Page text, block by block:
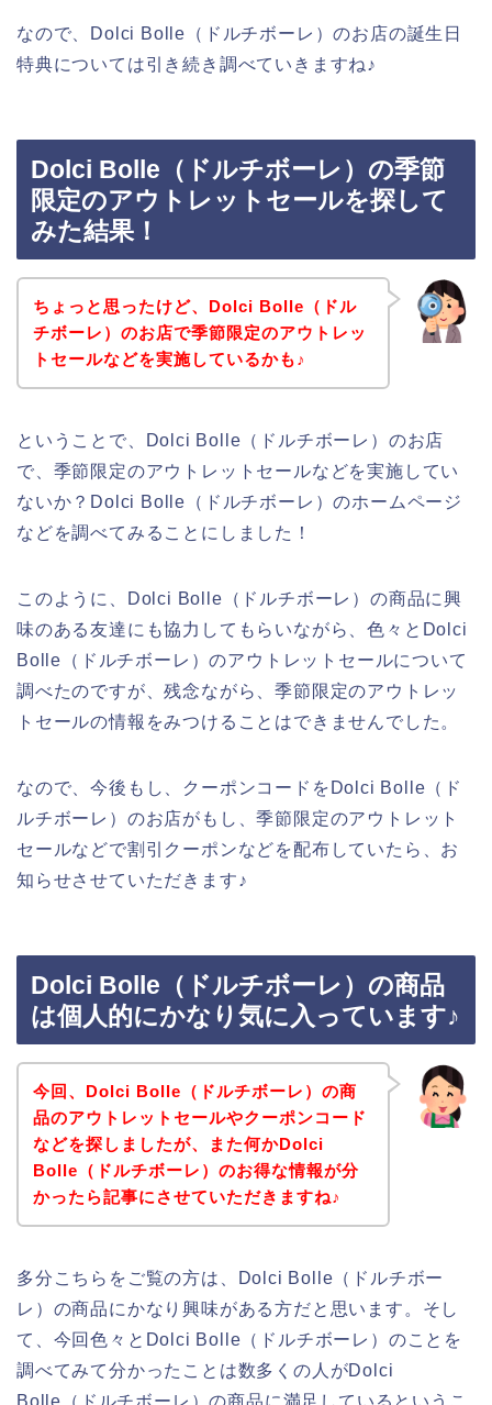
なので、Dolci Bolle（ドルチボーレ）のお店の誕生日
特典については引き続き調べていきますね♪
Dolci Bolle（ドルチボーレ）の季節
限定のアウトレットセールを探して
みた結果！
ちょっと思ったけど、Dolci Bolle（ドル
チボーレ）のお店で季節限定のアウトレッ
トセールなどを実施しているかも♪
ということで、Dolci Bolle（ドルチボーレ）のお店
で、季節限定のアウトレットセールなどを実施してい
ないか？Dolci Bolle（ドルチボーレ）のホームページ
などを調べてみることにしました！
このように、Dolci Bolle（ドルチボーレ）の商品に興
味のある友達にも協力してもらいながら、色々とDolci
Bolle（ドルチボーレ）のアウトレットセールについて
調べたのですが、残念ながら、季節限定のアウトレッ
トセールの情報をみつけることはできませんでした。
なので、今後もし、クーポンコードをDolci Bolle（ド
ルチボーレ）のお店がもし、季節限定のアウトレット
セールなどで割引クーポンなどを配布していたら、お
知らせさせていただきます♪
Dolci Bolle（ドルチボーレ）の商品
は個人的にかなり気に入っています♪
今回、Dolci Bolle（ドルチボーレ）の商
品のアウトレットセールやクーポンコード
などを探しましたが、また何かDolci
Bolle（ドルチボーレ）のお得な情報が分
かったら記事にさせていただきますね♪
多分こちらをご覧の方は、Dolci Bolle（ドルチボー
レ）の商品にかなり興味がある方だと思います。そし
て、今回色々とDolci Bolle（ドルチボーレ）のことを
調べてみて分かったことは数多くの人がDolci
Bolle（ドルチボーレ）の商品に満足しているというこ